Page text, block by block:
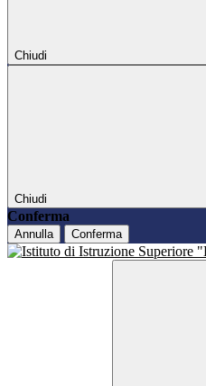
Chiudi
Chiudi
Conferma
Annulla Conferma